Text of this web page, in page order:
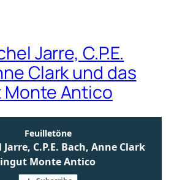
Jarre, C.P.E.
Clark und das
Antico